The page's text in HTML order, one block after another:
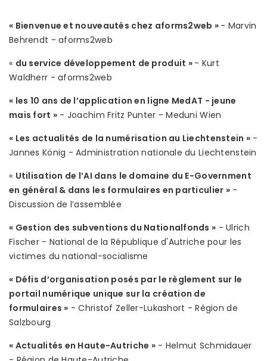
« Bienvenue et nouveautés chez aforms2web » - Marvin
Behrendt - aforms2web
« du service développement de produit » - Kurt
Waldherr - aforms2web
« les 10 ans de l’application en ligne MedAT - jeune
mais fort » - Joachim Fritz Punter - Meduni Wien
« Les actualités de la numérisation au Liechtenstein » -
Jannes König - Administration nationale du Liechtenstein
« Utilisation de l’AI dans le domaine du E-Government
en général & dans les formulaires en particulier » -
Discussion de l’assemblée
« Gestion des subventions du Nationalfonds » - Ulrich
Fischer - National de la République d'Autriche pour les
victimes du national-socialisme
« Défis d’organisation posés par le règlement sur le
portail numérique unique sur la création de
formulaires » - Christof Zeller-Lukashort - Région de
Salzbourg
« Actualités en Haute-Autriche »- Helmut Schmidauer